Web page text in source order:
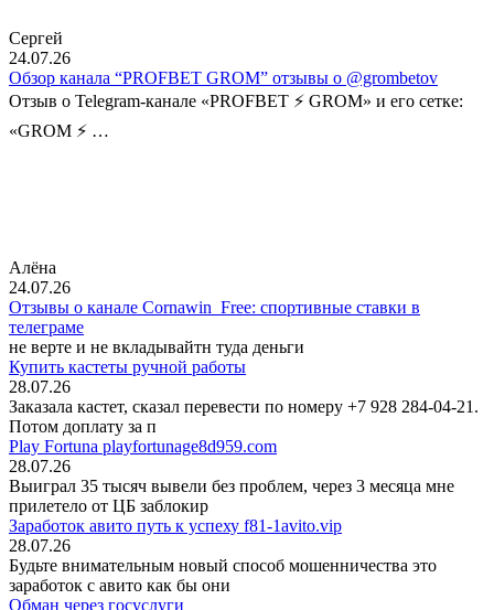
Сергей
24.07.26
Обзор канала “PROFBET GROM” отзывы о @grombetov
Отзыв о Telegram-канале «PROFBET ⚡️ GROM» и его сетке:
«GROM ⚡️ …
Алёна
24.07.26
Отзывы о канале Cornawin_Free: спортивные ставки в
телеграме
не верте и не вкладывайтн туда деньги
Купить кастеты ручной работы
28.07.26
Заказала кастет, сказал перевести по номеру +7 928 284-04-21.
Потом доплату за п
Play Fortuna playfortunage8d959.com
28.07.26
Выиграл 35 тысяч вывели без проблем, через 3 месяца мне
прилетело от ЦБ заблокир
Заработок авито путь к успеху f81-1avito.vip
28.07.26
Будьте внимательным новый способ мошенничества это
заработок с авито как бы они
Обман через госуслуги